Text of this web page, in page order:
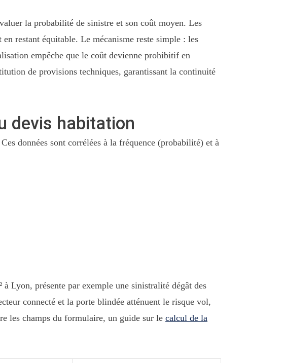
la probabilité de sinistre et son coût moyen. Les
restant équitable. Le mécanisme reste simple : les
empêche que le coût devienne prohibitif en
de provisions techniques, garantissant la continuité
devis habitation
données sont corrélées à la fréquence (probabilité) et à
Lyon, présente par exemple une sinistralité dégât des
connecté et la porte blindée atténuent le risque vol,
les champs du formulaire, un guide sur le calcul de la